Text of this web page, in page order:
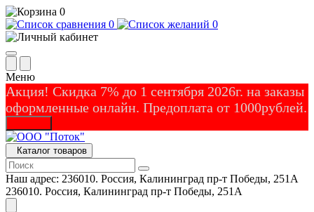
0
0
0
Меню
Акция! Скидка 7% до 1 сентября 2026г. на заказы
оформленные онлайн. Предоплата от 1000рублей.
Каталог товаров
Наш адрес: 236010. Россия, Калининград пр-т Победы, 251А
236010. Россия, Калининград пр-т Победы, 251А